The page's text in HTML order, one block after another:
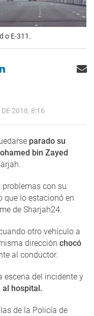
o E-311.
2018, 8:16
parado su
bin Zayed
con su
que lo estacionó en
de Sharjah24.
otro vehículo a
dirección chocó
al conductor.
escena del incidente y
al hospital.
de la Policía de